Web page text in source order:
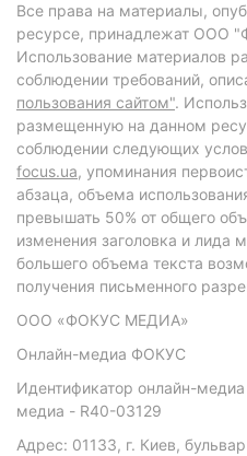
Все права на материалы,
ресурсе, принадлежат ООО
Использование материалов
соблюдении требований,
пользования сайтом".
размещенную на данном
соблюдении следующих
focus.ua, упоминания
абзаца, объема
превышать 50% от общего
изменения заголовка и лида
большего объема текста
получения письменного
ООО «ФОКУС МЕДИА»
Онлайн-медиа ФОКУС
Идентификатор онлайн-
медиа - R40-03129
Адрес: 01133, г. Киев,